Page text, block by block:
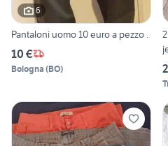
6
Pantaloni uomo 10 euro a pezzo .
10 €
Bologna (BO)